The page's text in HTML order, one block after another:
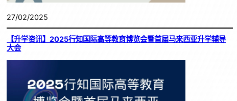
27/02/2025
【升学资讯】2025行知国际高等教育博览会暨首届马来西亚升学辅导
大会